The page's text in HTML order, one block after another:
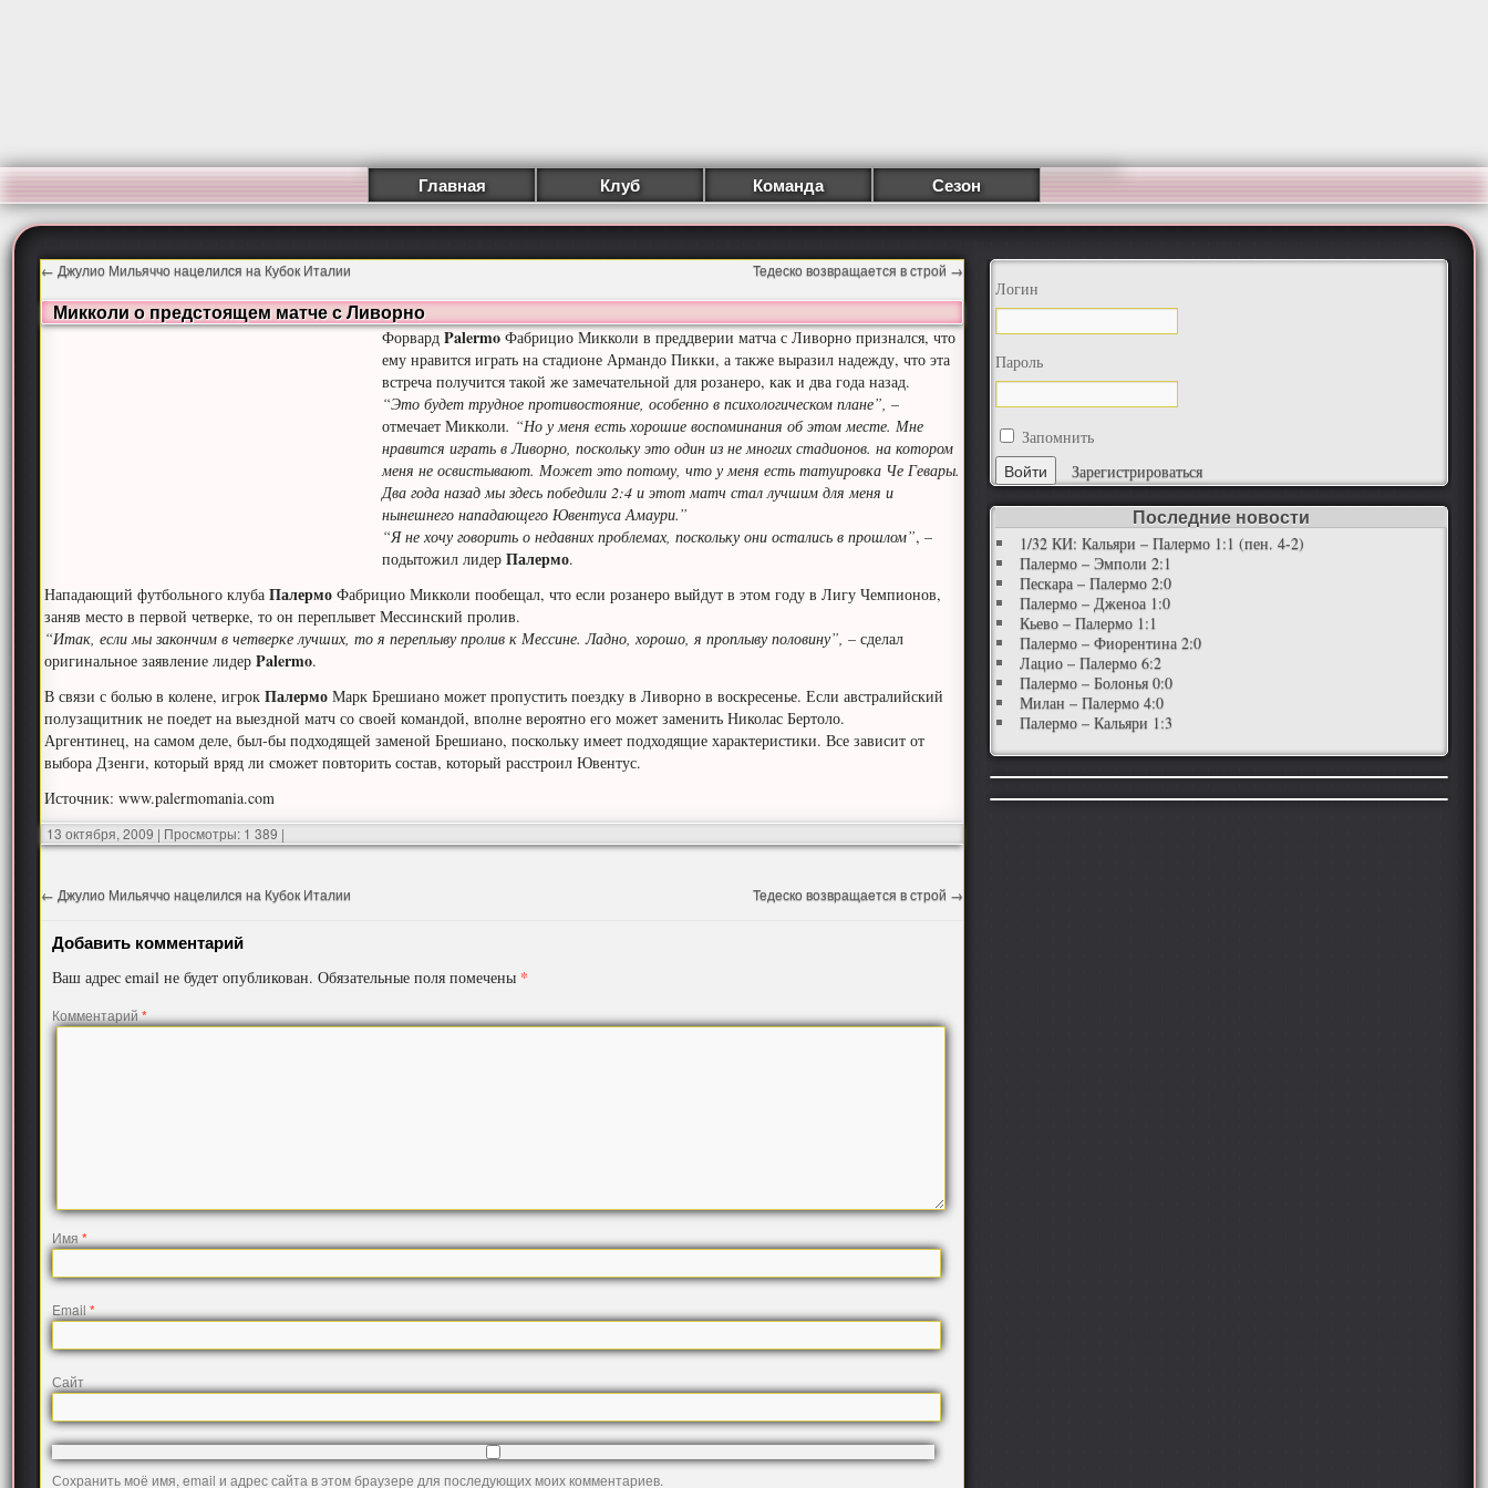
Главная Клуб Команда Сезон
← Джулио Мильяччо нацелился на Кубок Италии Тедеско возвращается в строй →
Микколи о предстоящем матче с Ливорно
ФорвардPalermoФабрицио Микколи в преддверии матча с Ливорно признался, что
ему нравится играть на стадионе Армандо Пикки, а также выразил надежду, что эта
встреча получится такой же замечательной для розанеро, как и два года назад.
“Это будет трудное противостояние, особенно в психологическом плане”,–
отмечает Микколи. “Но у меня есть хорошие воспоминания об этом месте. Мне
нравится играть в Ливорно, поскольку это один из не многих стадионов. на котором
меня не освистывают. Может это потому, что у меня есть татуировка Че Гевары.
Два года назад мы здесь победили 2:4 и этот матч стал лучшим для меня и
нынешнего нападающего Ювентуса Амаури.”
“Я не хочу говорить о недавних проблемах, поскольку они остались в прошлом”, –
подытожил лидерПалермо.
Нападающий футбольного клубаПалермо Фабрицио Микколи пообещал, что если розанеро выйдут в этом году в Лигу Чемпионов,
заняв место в первой четверке, то он переплывет Мессинский пролив.
“Итак, если мы закончим в четверке лучших, то я переплыву пролив к Мессине. Ладно, хорошо, я проплыву половину”, – сделал
оригинальное заявление лидерPalermo.
В связи с болью в колене, игрокПалермо Марк Брешиано может пропустить поездку в Ливорно в воскресенье. Если австралийский
полузащитник не поедет на выездной матч со своей командой, вполне вероятно его может заменить Николас Бертоло.
Аргентинец, на самом деле, был-бы подходящей заменой Брешиано, поскольку имеет подходящие характеристики. Все зависит от
выбора Дзенги, который вряд ли сможет повторить состав, который расстроил Ювентус.
Источник: www.palermomania.com
13 октября, 2009 | Просмотры: 1 389 |
← Джулио Мильяччо нацелился на Кубок Италии Тедеско возвращается в строй →
Добавить комментарий
Ваш адрес email не будет опубликован. Обязательные поля помечены *
Комментарий*
Имя*
Email*
Сайт
Сохранить моё имя, email и адрес сайта в этом браузере для последующих моих комментариев.
Логин
Пароль
Запомнить
Зарегистрироваться
Последние новости
1/32 КИ: Кальяри – Палермо 1:1 (пен. 4-2)
Палермо – Эмполи 2:1
Пескара – Палермо 2:0
Палермо – Дженоа 1:0
Кьево – Палермо 1:1
Палермо – Фиорентина 2:0
Лацио – Палермо 6:2
Палермо – Болонья 0:0
Милан – Палермо 4:0
Палермо – Кальяри 1:3